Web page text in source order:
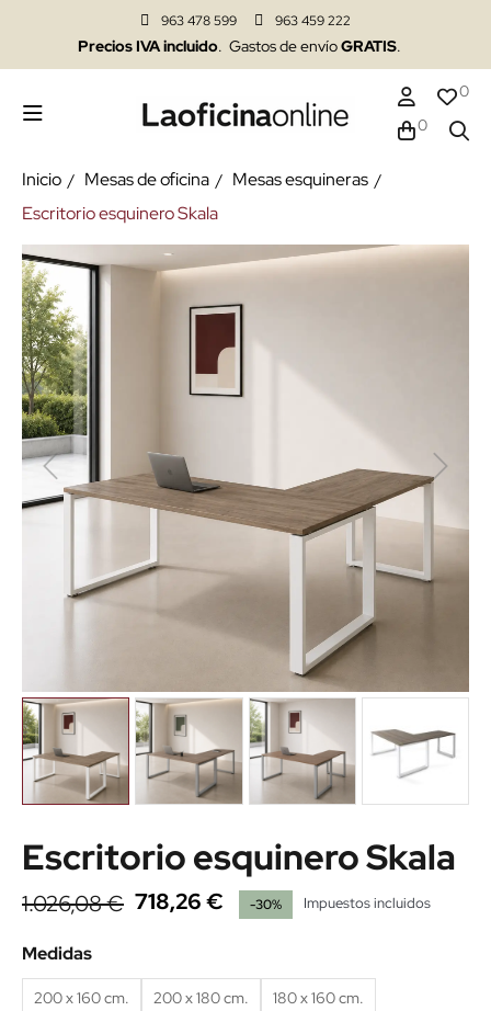
963 478 599 963 459 222
Precios IVA incluido. Gastos de envíoGRATIS.
0
0
Inicio Mesas de oficina
Mesas esquineras
Escritorio esquinero Skala
Escritorio esquinero Skala
1.026,08 € 718,26 € -30% Impuestos incluidos
Medidas
200 x 160 cm. 200 x 180 cm.
180 x 160 cm.